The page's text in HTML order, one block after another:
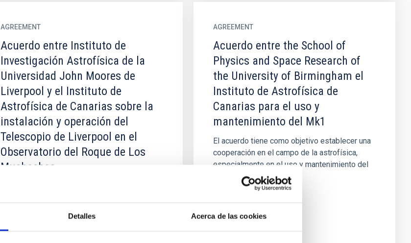
Detalles Acerca de las cookies
AGREEMENT
Acuerdo entre Instituto de
Investigación Astrofísica de la
Universidad John Moores de
Liverpool y el Instituto de
Astrofísica de Canarias sobre la
instalación y operación del
Telescopio de Liverpool en el
Observatorio del Roque de Los
Muchachos
AGREEMENT
Acuerdo entre the School of
Physics and Space Research of
the University of Birmingham el
Instituto de Astrofísica de
Canarias para el uso y
mantenimiento del Mk1
El acuerdo tiene como objetivo establecer una
cooperación en el campo de la astrofísica,
especialmente en el uso y mantenimiento del
Resonant Scattering...